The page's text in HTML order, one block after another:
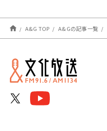
A&G TOP A&Gの記事一覧